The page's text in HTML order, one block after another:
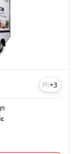
सकते हैं।
+3